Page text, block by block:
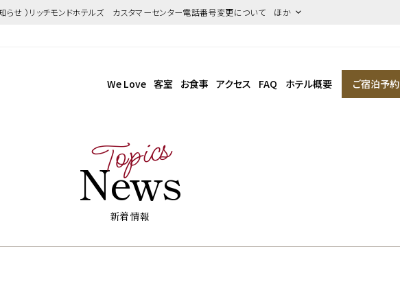
らせ ）リッチモンドホテルズ カスタマーセンター電話番号変更について ほか
We Love 客室 お食事 アクセス FAQ ホテル概要 ご宿泊予約
News
Topics
新着情報